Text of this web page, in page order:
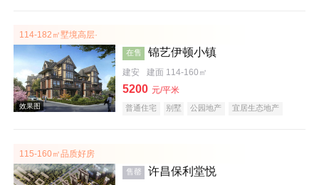
效果图
114-182㎡墅境高层·
在售 锦艺伊顿小镇
建安 建面 114-160㎡
5200 元/平米
普通住宅 别墅 公园地产
宜居生态地产
115-160㎡品质好房
售罄 许昌保利堂悦